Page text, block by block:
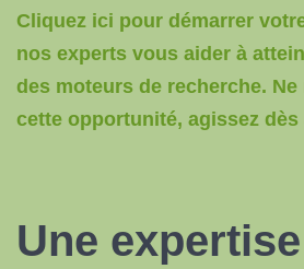
Cliquez ici pour démarrer
nos experts vous aider à
des moteurs de recherche. Ne
cette opportunité, agissez dès
Une expertise